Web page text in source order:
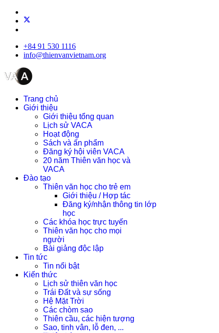
+84 91 530 1116
info@thienvanvietnam.org
Trang chủ
Giới thiệu
Giới thiệu tổng quan
Lịch sử VACA
Hoạt động
Sách và ấn phẩm
Đăng ký hội viên VACA
20 năm Thiên văn học và
VACA
Đào tạo
Thiên văn học cho trẻ em
Giới thiệu / Hợp tác
Đăng ký/nhận thông tin lớp
học
Các khóa học trực tuyến
Thiên văn học cho mọi
người
Bài giảng độc lập
Tin tức
Tin nổi bật
Kiến thức
Lịch sử thiên văn học
Trái Đất và sự sống
Hệ Mặt Trời
Các chòm sao
Thiên cầu, các hiện tượng
Sao, tinh vân, lỗ đen, ...